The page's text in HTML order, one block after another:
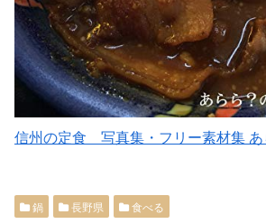
信州の定食 写真集・フリー素材集 あ
鍋 長野県 食べる